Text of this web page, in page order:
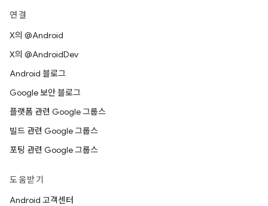
연결
X의 @Android
X의 @AndroidDev
Android 블로그
Google 보안 블로그
플랫폼 관련 Google 그룹스
빌드 관련 Google 그룹스
포팅 관련 Google 그룹스
도움받기
Android 고객센터